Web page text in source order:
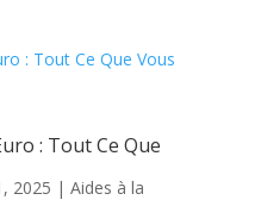
: Tout Ce Que
2025 | Aides à la